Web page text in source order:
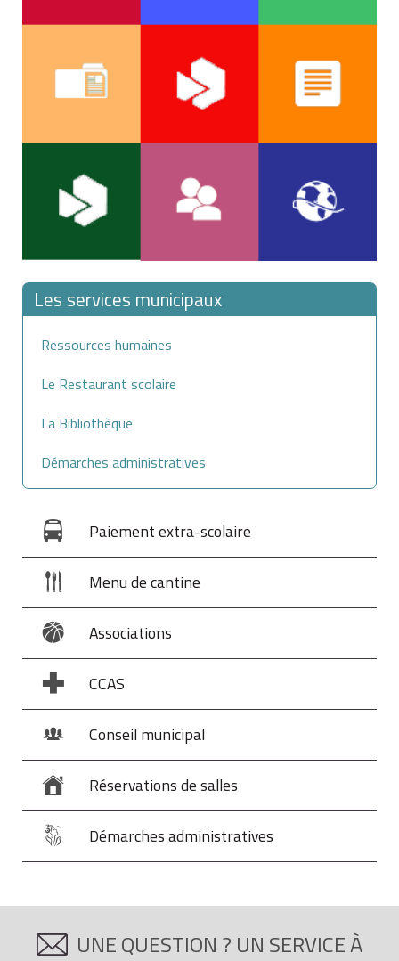
avec 2
enfants
+ 2 demi-
80 292 €
Pour opter pour ce versement, il faut s'adresser au
RSI (ou l'Urssaf s'il s'agit d'une activité libérale) :
avec une application immédiate,
en cours d'activité, au plus tard le 31 décembre
micro-social ?
En cas d'option pour le prélèvement libératoire, vous
devez porter sur ladéclaration complémentaire de
revenu (n°2042-C Pro)dans le cadre «auto-
entrepreneurs ayant opté pour le prélèvement
libératoire de l'impôt sur le revenu» le chiffre
d'affaires réalisé par votre auto-entreprise.
Le montant du chiffre d'affaires ou des recettes est
intégré au revenu imposable du foyer et servira à
déterminer la tranche d'imposition du foyer fiscal.
Les services municipaux
Ressources humaines
Le Restaurant scolaire
La Bibliothèque
Démarches administratives
Paiement extra-scolaire
Menu de cantine
Associations
CCAS
Conseil municipal
Réservations de salles
Démarches administratives
UNE QUESTION ? UN SERVICE À